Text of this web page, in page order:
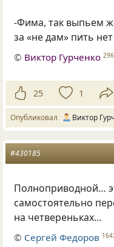
-Фима, так выпьем
за «не дам» пить
© Виктор Гурченко
25 1
Опубликовал Виктор
#430185
Полноприводной…
самостоятельно
на четвереньках…
© Сергей Федоров